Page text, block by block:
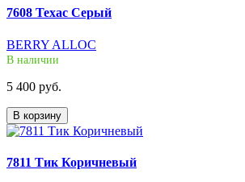
7608 Техас Серый
BERRY ALLOC
В наличии
5 400 руб.
В корзину
7811 Тик Коричневый